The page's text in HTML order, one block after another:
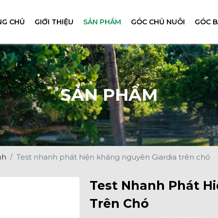
CHỦ GIỚI THIỆU SẢN PHẨM GÓC CHỦ NUÔI GÓC
SẢN PHẨM
Test nhanh phát hiện kháng nguyên Giardia trên chó
Test Nhanh Phát
Trên Chó